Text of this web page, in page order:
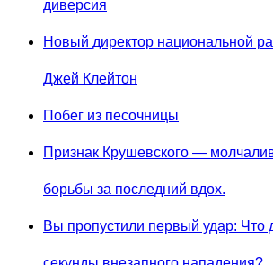
диверсия
Новый директор национальной
Джей Клейтон
Побег из песочницы
Признак Крушевского —
борьбы за последний вдох.
Вы пропустили первый удар: Что